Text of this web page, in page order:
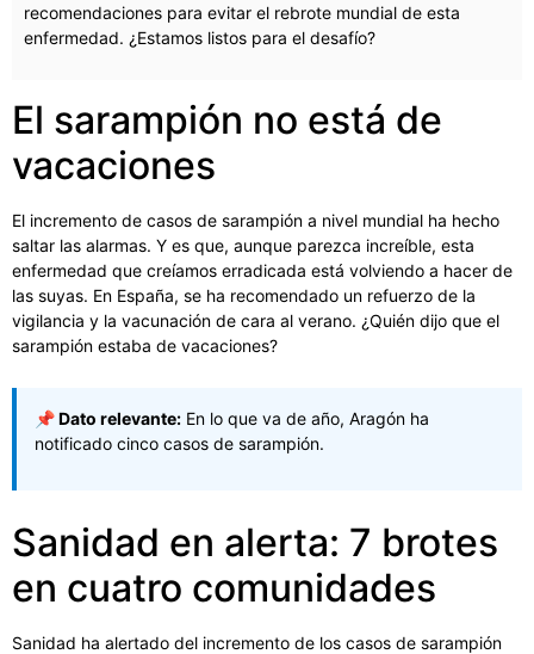
recomendaciones para evitar el rebrote mundial de esta
enfermedad. ¿Estamos listos para el desafío?
El sarampión no está de
vacaciones
El incremento de casos de sarampión a nivel mundial ha hecho
saltar las alarmas. Y es que, aunque parezca increíble, esta
enfermedad que creíamos erradicada está volviendo a hacer de
las suyas. En España, se ha recomendado un refuerzo de la
vigilancia y la vacunación de cara al verano. ¿Quién dijo que el
sarampión estaba de vacaciones?
📌 Dato relevante: En lo que va de año, Aragón ha
notificado cinco casos de sarampión.
Sanidad en alerta: 7 brotes
en cuatro comunidades
Sanidad ha alertado del incremento de los casos de sarampión